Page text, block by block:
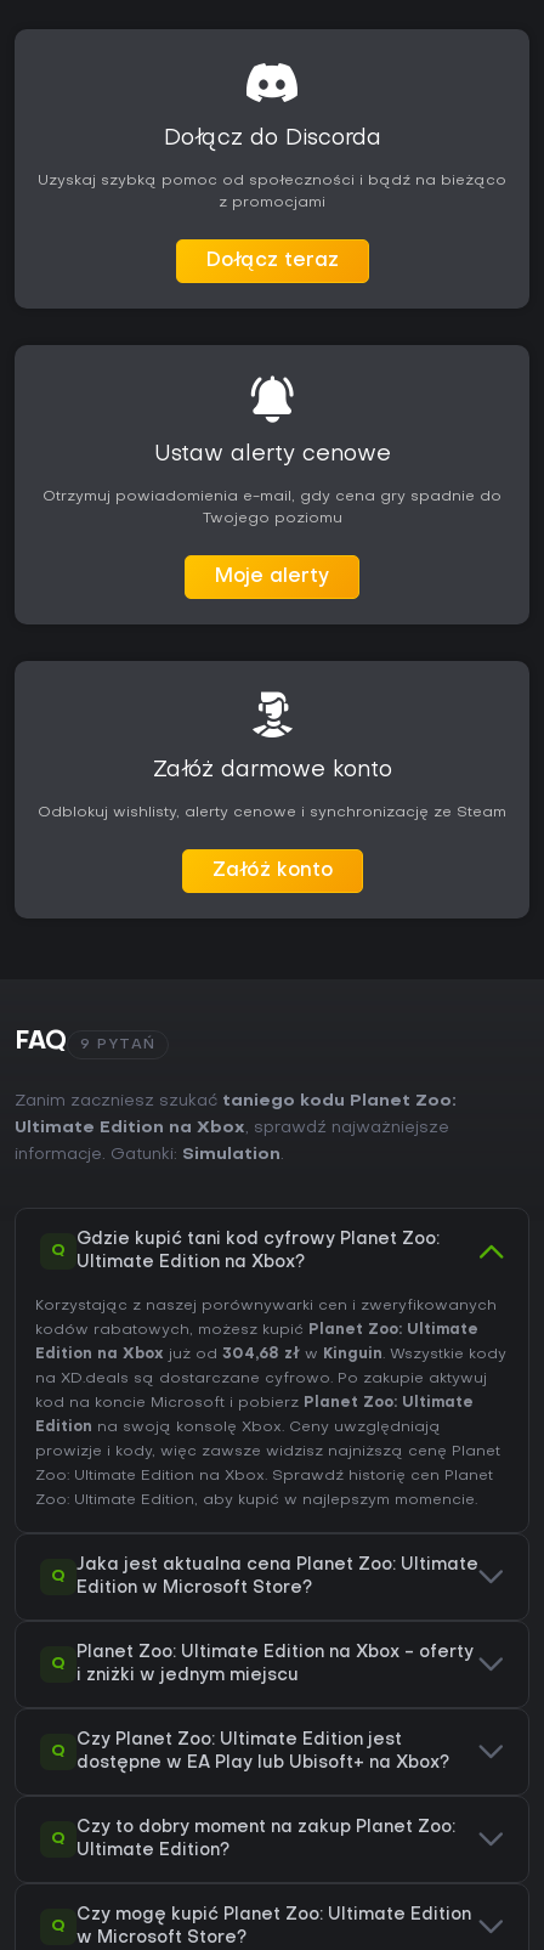
Dołącz do Discorda
Uzyskaj szybką pomoc od społeczności i bądź na bieżąco
z promocjami
Dołącz teraz
Ustaw alerty cenowe
Otrzymuj powiadomienia e-mail, gdy cena gry spadnie do
Twojego poziomu
Moje alerty
Załóż darmowe konto
Odblokuj wishlisty, alerty cenowe i synchronizację ze Steam
Załóż konto
FAQ 9 PYTAŃ
Zanim zaczniesz szukać taniego kodu Planet Zoo:
Ultimate Edition na Xbox, sprawdź najważniejsze
informacje. Gatunki: Simulation.
Q
Gdzie kupić tani kod cyfrowy Planet Zoo:
Ultimate Edition na Xbox?
Korzystając z naszej porównywarki cen i zweryfikowanych
kodów rabatowych, możesz kupić Planet Zoo: Ultimate
Edition na Xbox już od 304,68 zł w Kinguin. Wszystkie kody
na XD.deals są dostarczane cyfrowo. Po zakupie aktywuj
kod na koncie Microsoft i pobierz Planet Zoo: Ultimate
Edition na swoją konsolę Xbox. Ceny uwzględniają
prowizje i kody, więc zawsze widzisz najniższą cenę Planet
Zoo: Ultimate Edition na Xbox. Sprawdź historię cen Planet
Zoo: Ultimate Edition, aby kupić w najlepszym momencie.
Q
Jaka jest aktualna cena Planet Zoo: Ultimate
Edition w Microsoft Store?
Q
Planet Zoo: Ultimate Edition na Xbox - oferty
i zniżki w jednym miejscu
Q
Czy Planet Zoo: Ultimate Edition jest
dostępne w EA Play lub Ubisoft+ na Xbox?
Q
Czy to dobry moment na zakup Planet Zoo:
Ultimate Edition?
Q
Czy mogę kupić Planet Zoo: Ultimate Edition
w Microsoft Store?